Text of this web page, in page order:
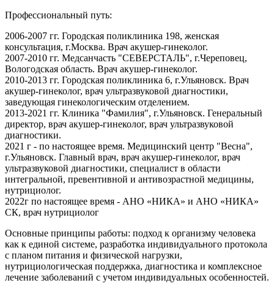
Профессиональный путь:
2006-2007 гг. Городская поликлиника 198, женская
консультация, г.Москва. Врач акушер-гинеколог.
2007-2010 гг. Медсанчасть "СЕВЕРСТАЛЬ", г.Череповец,
Вологодская область. Врач акушер-гинеколог.
2010-2013 гг. Городская поликлиника 6, г.Ульяновск. Врач
акушер-гинеколог, врач ультразвуковой диагностики,
заведующая гинекологическим отделением.
2013-2021 гг. Клиника "Фамилия", г.Ульяновск. Генеральный
директор, врач акушер-гинеколог, врач ультразвуковой
диагностики.
2021 г - по настоящее время. Медицинский центр "Весна",
г.Ульяновск. Главный врач, врач акушер-гинеколог, врач
ультразвуковой диагностики, специалист в области
интегральной, превентивной и антивозрастной медицины,
нутрициолог.
2022г по настоящее время - АНО «НИКА» и АНО «НИКА»
СК, врач нутрициолог
Основные принципы работы: подход к организму человека
как к единой системе, разработка индивидуального протокола
с планом питания и физической нагрузки,
нутрициологическая поддержка, диагностика и комплексное
лечение заболеваний с учетом индивидуальных особенностей.